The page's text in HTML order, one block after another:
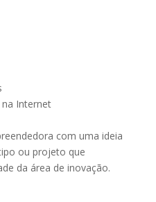
na Internet
com uma ideia
ou projeto que
da área de inovação.